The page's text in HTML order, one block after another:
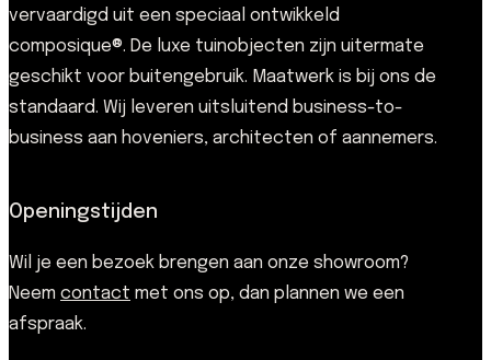
vervaardigd uit een speciaal ontwikkeld
composique®. De luxe tuinobjecten zijn uitermate
geschikt voor buitengebruik. Maatwerk is bij ons de
standaard. Wij leveren uitsluitend business-to-
business aan hoveniers, architecten of aannemers.
Openingstijden
Wil je een bezoek brengen aan onze showroom?
Neem contact met ons op, dan plannen we een
afspraak.